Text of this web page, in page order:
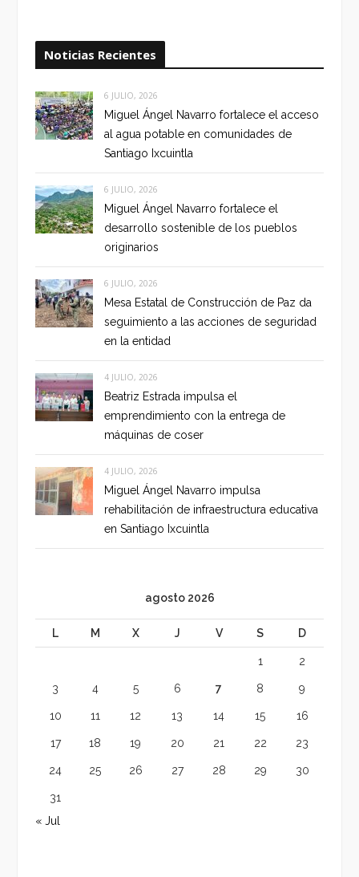
Noticias Recientes
6 JULIO, 2026
Miguel Ángel Navarro fortalece el acceso
al agua potable en comunidades de
Santiago Ixcuintla
6 JULIO, 2026
Miguel Ángel Navarro fortalece el
desarrollo sostenible de los pueblos
originarios
6 JULIO, 2026
Mesa Estatal de Construcción de Paz da
seguimiento a las acciones de seguridad
en la entidad
4 JULIO, 2026
Beatriz Estrada impulsa el
emprendimiento con la entrega de
máquinas de coser
4 JULIO, 2026
Miguel Ángel Navarro impulsa
rehabilitación de infraestructura educativa
en Santiago Ixcuintla
agosto 2026
L M X J V S D
1 2
3 4 5 6 7 8 9
10 11 12 13 14 15 16
17 18 19 20 21 22 23
24 25 26 27 28 29 30
31
« Jul